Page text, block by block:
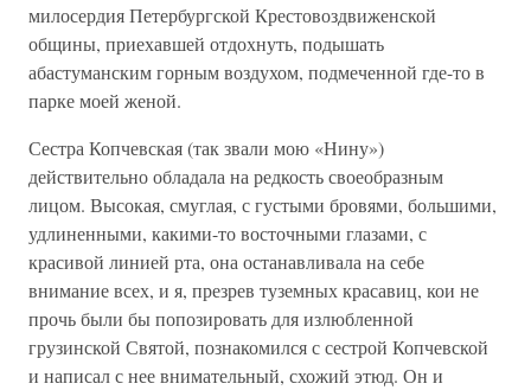
милосердия Петербургской Крестовоздвиженской
общины, приехавшей отдохнуть, подышать
абастуманским горным воздухом, подмеченной где-то в
парке моей женой.
Сестра Копчевская (так звали мою «Нину»)
действительно обладала на редкость своеобразным
лицом. Высокая, смуглая, с густыми бровями, большими,
удлиненными, какими-то восточными глазами, с
красивой линией рта, она останавливала на себе
внимание всех, и я, презрев туземных красавиц, кои не
прочь были бы попозировать для излюбленной
грузинской Святой, познакомился с сестрой Копчевской
и написал с нее внимательный, схожий этюд. Он и